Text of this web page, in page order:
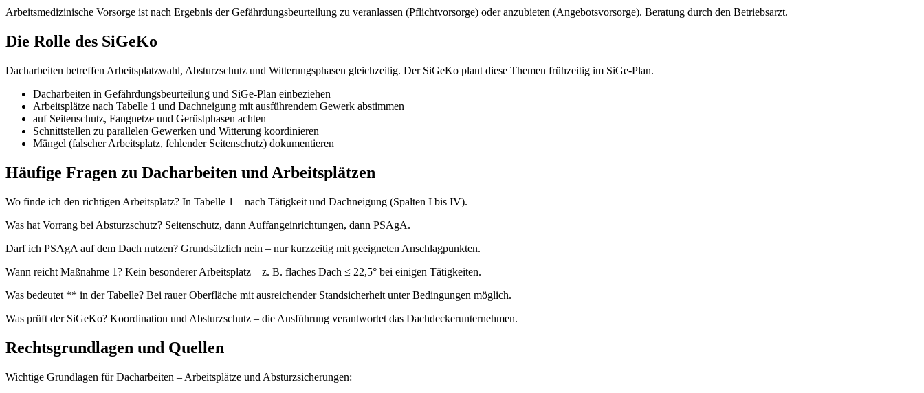
Arbeitsmedizinische Vorsorge ist nach Ergebnis der Gefährdungsbeurteilung zu veranlassen (Pflichtvorsorge) oder anzubieten (Angebotsvorsorge). Beratung durch den Betriebsarzt.
Die Rolle des SiGeKo
Dacharbeiten betreffen Arbeitsplatzwahl, Absturzschutz und Witterungsphasen gleichzeitig. Der SiGeKo plant diese Themen frühzeitig im SiGe-Plan.
Dacharbeiten in Gefährdungsbeurteilung und SiGe-Plan einbeziehen
Arbeitsplätze nach Tabelle 1 und Dachneigung mit ausführendem Gewerk abstimmen
auf Seitenschutz, Fangnetze und Gerüstphasen achten
Schnittstellen zu parallelen Gewerken und Witterung koordinieren
Mängel (falscher Arbeitsplatz, fehlender Seitenschutz) dokumentieren
Häufige Fragen zu Dacharbeiten und Arbeitsplätzen
Wo finde ich den richtigen Arbeitsplatz? In Tabelle 1 – nach Tätigkeit und Dachneigung (Spalten I bis IV).
Was hat Vorrang bei Absturzschutz? Seitenschutz, dann Auffangeinrichtungen, dann PSAgA.
Darf ich PSAgA auf dem Dach nutzen? Grundsätzlich nein – nur kurzzeitig mit geeigneten Anschlagpunkten.
Wann reicht Maßnahme 1? Kein besonderer Arbeitsplatz – z. B. flaches Dach ≤ 22,5° bei einigen Tätigkeiten.
Was bedeutet ** in der Tabelle? Bei rauer Oberfläche mit ausreichender Standsicherheit unter Bedingungen möglich.
Was prüft der SiGeKo? Koordination und Absturzschutz – die Ausführung verantwortet das Dachdeckerunternehmen.
Rechtsgrundlagen und Quellen
Wichtige Grundlagen für Dacharbeiten – Arbeitsplätze und Absturzsicherungen: